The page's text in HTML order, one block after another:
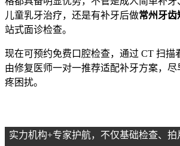
儿童乳牙治疗，还是有补牙后做常州牙齿
站式面诊检查。
现在可预约免费口腔检查，通过 CT 扫描
由修复医师一对一推荐适配补牙方案，
疼困扰。
实力机构+专家护航，不仅基础检查、